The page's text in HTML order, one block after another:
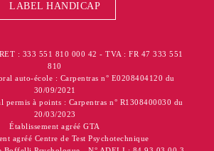
LABEL HANDICAP
: 333 551 810 000 42 - TVA : FR 47 333 551
810
auto-école : Carpentras n° E0208404120 du
30/09/2021
permis à points : Carpentras n° R1308400030 du
20/03/2023
Établissement agréé GTA
agréé Centre de Test Psychotechnique